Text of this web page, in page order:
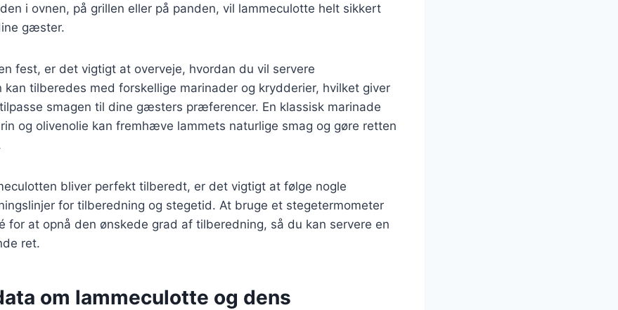
i ovnen, på grillen eller på panden, vil lammeculotte helt sikkert
gæster.
fest, er det vigtigt at overveje, hvordan du vil servere
kan tilberedes med forskellige marinader og krydderier, hvilket giver
smagen til dine gæsters præferencer. En klassisk marinade
og olivenolie kan fremhæve lammets naturlige smag og gøre retten
bliver perfekt tilberedt, er det vigtigt at følge nogle
for tilberedning og stegetid. At bruge et stegetermometer
for at opnå den ønskede grad af tilberedning, så du kan servere en
ret.
om lammeculotte og dens